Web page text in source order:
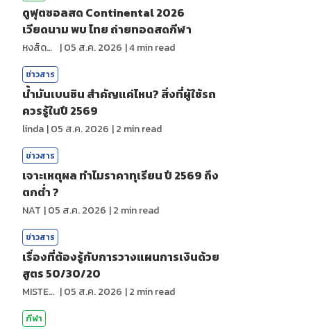
ดูฟุตซอลสด Continental 2026
เวียดนาม พบ ไทย ถ่ายทอดสดกีฬา
หงส์ดรุณ |05 ส.ค. 2026 |4min read
ข่าวสาร
น้ำมันเบนซิน สำคัญแค่ไหน? สิ่งที่ผู้ใช้รถ
ควรรู้ในปี 2569
linda |05 ส.ค. 2026 |2 min read
ข่าวสาร
เจาะเหตุผล ทำไมราคาทุเรียน ปี 2569 ถึง
ตกต่ำ ?
NAT |05 ส.ค. 2026 |2 min read
ข่าวสาร
เรื่องที่ต้องรู้กับการวางแผนการเงินด้วย
สูตร 50/30/20
MISTER1997 |05 ส.ค. 2026 |2 min read
กีฬา